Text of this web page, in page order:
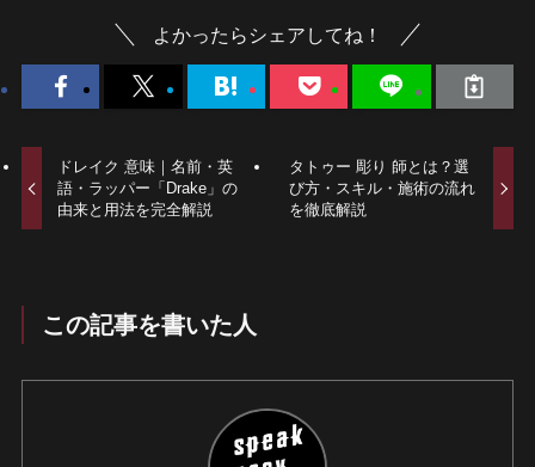
よかったらシェアしてね！
ドレイク 意味｜名前・英
語・ラッパー「Drake」の
由来と用法を完全解説
タトゥー 彫り 師とは？選
び方・スキル・施術の流れ
を徹底解説
この記事を書いた人